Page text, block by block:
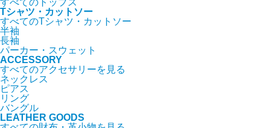
Tシャツ・カットソー
すべてのTシャツ・カットソー
半袖
長袖
パーカー・スウェット
ACCESSORY
すべてのアクセサリーを見る
ネックレス
ピアス
リング
バングル
LEATHER GOODS